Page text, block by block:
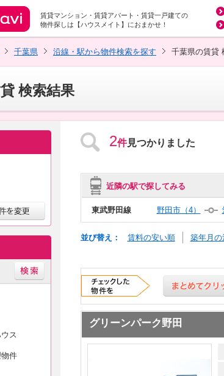
賃貸マンション・賃貸アパート・賃貸一戸建ての
物件探しは【ハウスメイト】におまかせ！
千葉県 沿線・駅から物件検索を探す 千葉県の賃貸
検索結果
ス
件
2件見つかりました
近隣の駅で探してみる
東武野田線 野田市（4）
並び替え： 賃料の安い順 築年月の
グリーンパーク野田